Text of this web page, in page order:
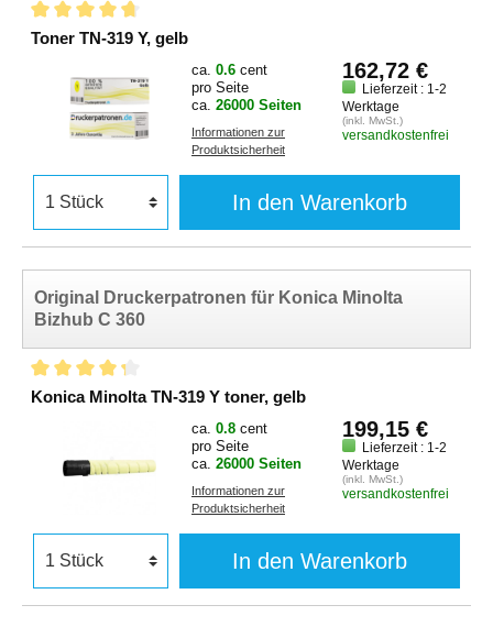
Toner TN-319 Y, gelb
ca. 0.6 cent
pro Seite
ca. 26000 Seiten
Informationen zur
Produktsicherheit
162,72 €
Lieferzeit : 1-2
Werktage
(inkl. MwSt.)
versandkostenfrei
In den Warenkorb
Original Druckerpatronen für Konica Minolta
Bizhub C 360
Konica Minolta TN-319 Y toner, gelb
ca. 0.8 cent
pro Seite
ca. 26000 Seiten
Informationen zur
Produktsicherheit
199,15 €
Lieferzeit : 1-2
Werktage
(inkl. MwSt.)
versandkostenfrei
In den Warenkorb